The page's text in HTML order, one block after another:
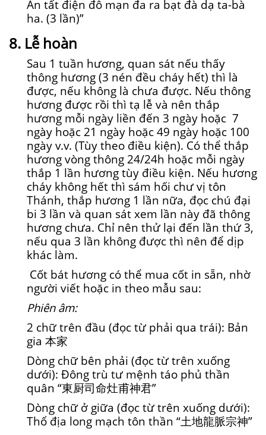
Án tất điện đô mạn đa ra bạt đà dạ ta-bà
ha. (3 lần)”
8. Lễ hoàn
Sau 1 tuần hương, quan sát nếu thấy
thông hương (3 nén đều cháy hết) thì là
được, nếu không là chưa được. Nếu thông
hương được rồi thì tạ lễ và nên thắp
hương mỗi ngày liền đến 3 ngày hoặc 7
ngày hoặc 21 ngày hoặc 49 ngày hoặc 100
ngày v.v. (Tùy theo điều kiện). Có thể thắp
hương vòng thông 24/24h hoặc mỗi ngày
thắp 1 lần hương tùy điều kiện. Nếu hương
cháy không hết thì sám hối chư vị tôn
Thánh, thắp hương 1 lần nữa, đọc chú đại
bi 3 lần và quan sát xem lần này đã thông
hương chưa. Chỉ nên thử lại đến lần thứ 3,
nếu qua 3 lần không được thì nên để dịp
khác làm.
Cốt bát hương có thể mua cốt in sẵn, nhờ
người viết hoặc in theo mẫu sau:
Phiên âm:
2 chữ trên đầu (đọc từ phải qua trái): Bản
gia 本家
Dòng chữ bên phải (đọc từ trên xuống
dưới): Đông trù tư mệnh táo phủ thần
quân “東厨司命灶甫神君”
Dòng chữ ở giữa (đọc từ trên xuống dưới):
Thổ địa long mạch tôn thần “土地龍脈宗神”